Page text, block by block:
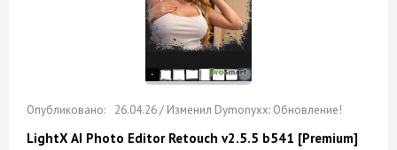
26.04.26 / Изменил Dymonyxx: Обновление!
LightX AI Photo Editor Retouch v2.5.5 b541 [Premium]